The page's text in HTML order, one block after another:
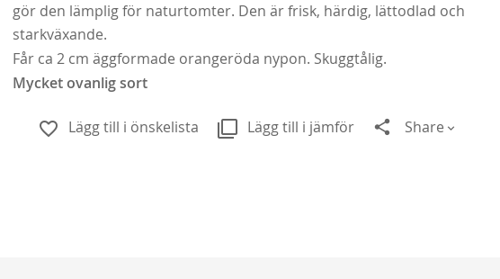
gör den lämplig för naturtomter. Den är frisk, härdig, lättodlad och
starkväxande.
Får ca 2 cm äggformade orangeröda nypon. Skuggtålig.
Mycket ovanlig sort
Lägg till i önskelista Lägg till i jämför Share